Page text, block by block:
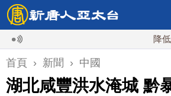
降低對中
首頁 › 新聞 › 中國
湖北咸豐洪水淹城 黔